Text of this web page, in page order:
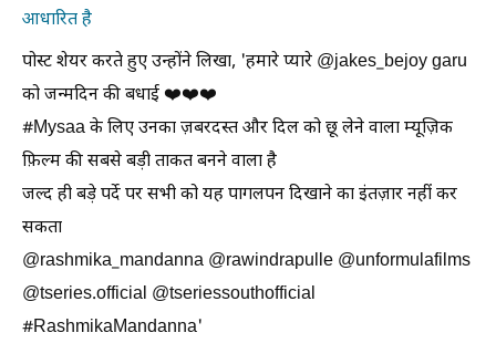
आधारित है
पोस्ट शेयर करते हुए उन्होंने लिखा, 'हमारे प्यारे @jakes_bejoy garu
को जन्मदिन की बधाई ❤️‍❤️‍❤️‍
#Mysaa के लिए उनका ज़बरदस्त और दिल को छू लेने वाला म्यूज़िक
फ़िल्म की सबसे बड़ी ताकत बनने वाला है
जल्द ही बड़े पर्दे पर सभी को यह पागलपन दिखाने का इंतज़ार नहीं कर
सकता
@rashmika_mandanna @rawindrapulle @unformulafilms
@tseries.official @tseriessouthofficial
#RashmikaMandanna'